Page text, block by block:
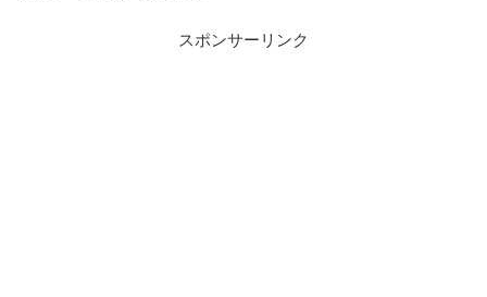
スポンサーリンク